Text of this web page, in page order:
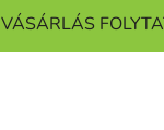
VÁSÁRLÁS